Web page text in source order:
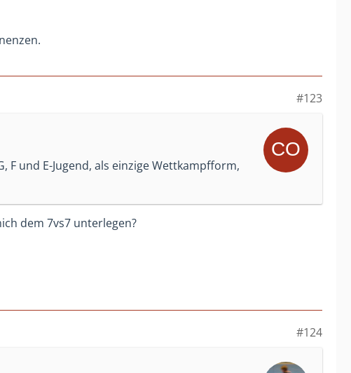
#123
F und E-Jugend, als einzige Wettkampfform,
dem 7vs7 unterlegen?
#124